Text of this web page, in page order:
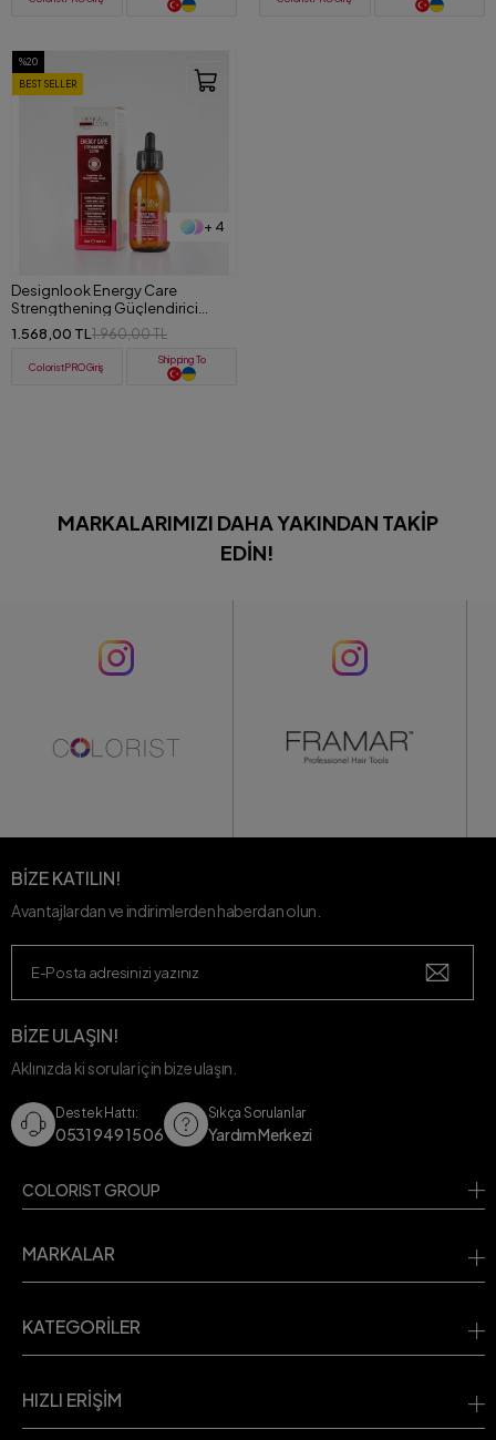
%20
BEST SELLER
+ 4
Designlook Energy Care
Strengthening Güçlendirici
Serum 125 ML
1.568,00 TL 1.960,00 TL
ColoristPRO Giriş
Shipping To
MARKALARIMIZI DAHA YAKINDAN TAKIP
EDIN!
BİZE KATILIN!
Avantajlardan ve indirimlerden haberdan olun.
BİZE ULAŞIN!
Aklınızda ki sorular için bize ulaşın.
Destek Hattı:
0531 949 15 06
Sıkça Sorulanlar
Yardım Merkezi
COLORIST GROUP
MARKALAR
KATEGORİLER
HIZLI ERİŞİM